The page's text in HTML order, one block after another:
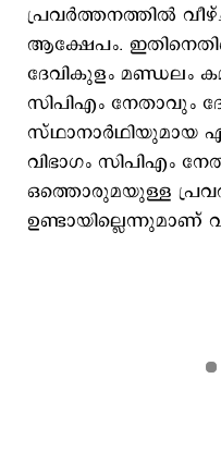
പ്രവർത്തനത്തിൽ
ആക്ഷേപം.
ദേവികുളം മണ്ഡലം
സിപിഎം നേതാവും
സ്ഥാനാർഥിയുമായ
വിഭാഗം സിപിഎം
ഒത്തൊരുമയുള്ള
ഉണ്ടായില്ലെന്നുമാണ്